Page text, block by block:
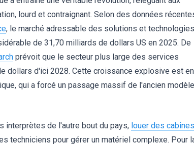
lourd et contraignant. Selon des données
, le marché adressable des solutions et technologies
de 31,70 milliards de dollars US en 2025. De
prévoit que le secteur plus large des services
dollars d'ici 2028. Cette croissance explosive est en
qui a forcé un passage massif de l'ancien modèle
interprètes de l'autre bout du pays, louer des cabines
techniciens pour gérer un matériel complexe. Pour